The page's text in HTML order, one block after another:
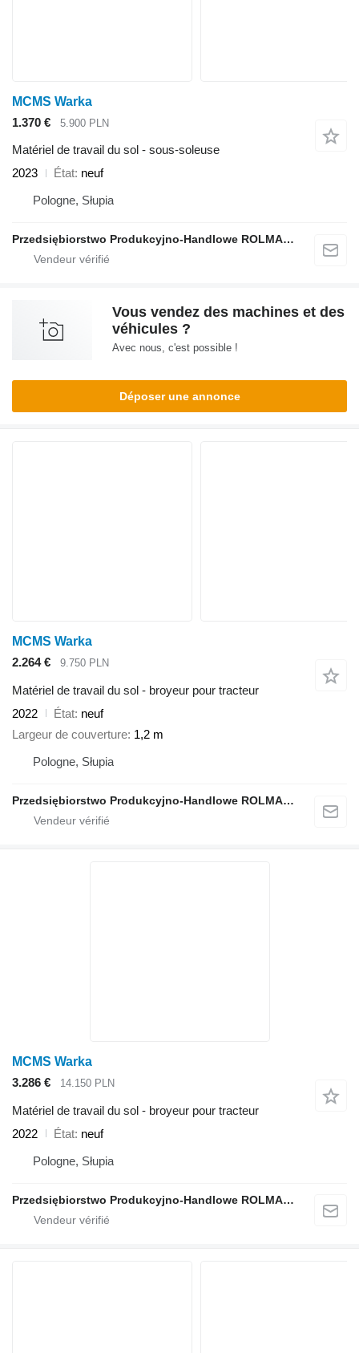
MCMS Warka
1.370 €
5.900 PLN
Matériel de travail du sol - sous-soleuse
2023
État neuf
Pologne, Słupia
Przedsiębiorstwo Produkcyjno-Handlowe ROLMAPOL Marcin Dziekan
Vous vendez des machines et des
véhicules ?
Avec nous, c'est possible !
Déposer une annonce
MCMS Warka
2.264 €
9.750 PLN
Matériel de travail du sol - broyeur pour tracteur
2022
État neuf
Largeur de couverture 1,2 m
Pologne, Słupia
Przedsiębiorstwo Produkcyjno-Handlowe ROLMAPOL Marcin Dziekan
MCMS Warka
3.286 €
14.150 PLN
Matériel de travail du sol - broyeur pour tracteur
2022
État neuf
Pologne, Słupia
Przedsiębiorstwo Produkcyjno-Handlowe ROLMAPOL Marcin Dziekan